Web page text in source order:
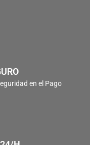
en el Pago